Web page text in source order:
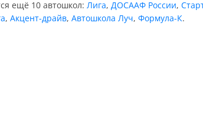
ещё 10 автошкол: Лига, ДОСААФ России,
, Акцент-драйв, Автошкола Луч, Формула-К.